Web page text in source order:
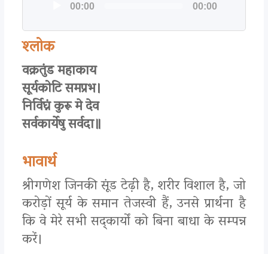
00:00 00:00
श्लोक
वक्रतुंड महाकाय
सूर्यकोटि समप्रभ।
निर्विघ्नं कुरू मे देव
सर्वकार्येषु सर्वदा॥
भावार्थ
श्रीगणेश जिनकी सूंड टेढ़ी है, शरीर विशाल है, जो
करोड़ों सूर्य के समान तेजस्वी हैं, उनसे प्रार्थना है
कि वे मेरे सभी सद्कार्यों को बिना बाधा के सम्पन्न
करें।